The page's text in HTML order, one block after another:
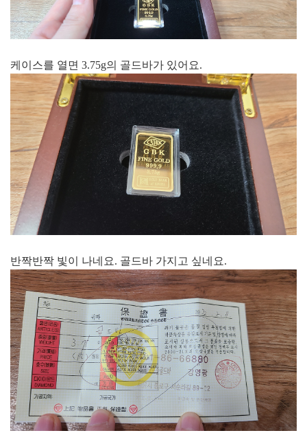
케이스를 열면 3.75g의 골드바가 있어요.
반짝반짝 빛이 나네요. 골드바 가지고 싶네요.